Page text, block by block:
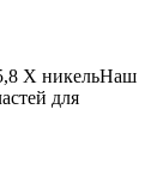
Х никельНаш
для